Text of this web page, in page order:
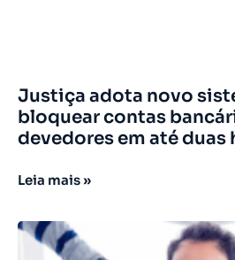
Justiça adota novo
bloquear contas
devedores em até duas
Leia mais »